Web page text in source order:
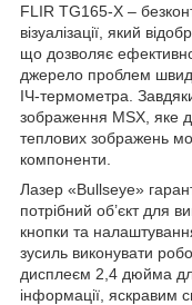
FLIR TG165-X –
візуалізації, який
що дозволяє
джерело проблем
ІЧ-термометра.
зображення MSX, яке
теплових зображень
компоненти.
Лазер «Bullseye»
потрібний об’єкт для
кнопки та
зусиль виконувати
дисплеєм 2,4 дюйма
інформації, яскравим